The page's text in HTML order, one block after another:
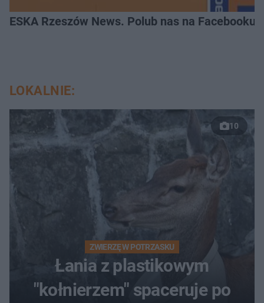
ESKA Rzeszów News. Polub nas na Facebooku!
LOKALNIE:
10
ZWIERZĘ W POTRZASKU
Łania z plastikowym
"kołnierzem" spaceruje po